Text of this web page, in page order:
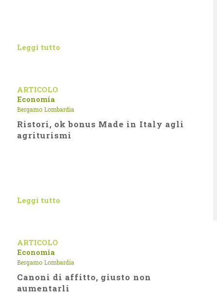
Leggi tutto
ARTICOLO
Economia
Bergamo Lombardia
Ristori, ok bonus Made in Italy agli
agriturismi
Leggi tutto
ARTICOLO
Economia
Bergamo Lombardia
Canoni di affitto, giusto non
aumentarli